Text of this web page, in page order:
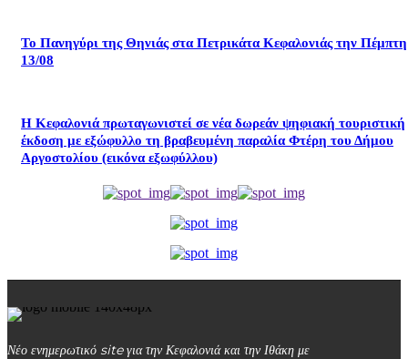
Το Πανηγύρι της Θηνιάς στα Πετρικάτα Κεφαλονιάς την Πέμπτη
13/08
Η Κεφαλονιά πρωταγωνιστεί σε νέα δωρεάν ψηφιακή τουριστική
έκδοση με εξώφυλλο τη βραβευμένη παραλία Φτέρη του Δήμου
Αργοστολίου (εικόνα εξωφύλλου)
Νέο ενημερωτικό site για την Κεφαλονιά και την Ιθάκη με